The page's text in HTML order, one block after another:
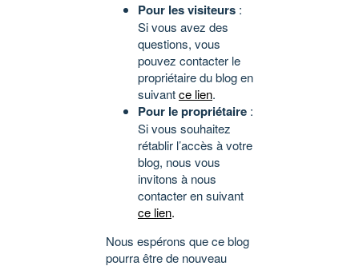
Pour les visiteurs :
Si vous avez des
questions, vous
pouvez contacter le
propriétaire du blog en
suivantce lien.
Pour le propriétaire :
Si vous souhaitez
rétablir l’accès à votre
blog, nous vous
invitons à nous
contacter en suivant
ce lien.
Nous espérons que ce blog
pourra être de nouveau